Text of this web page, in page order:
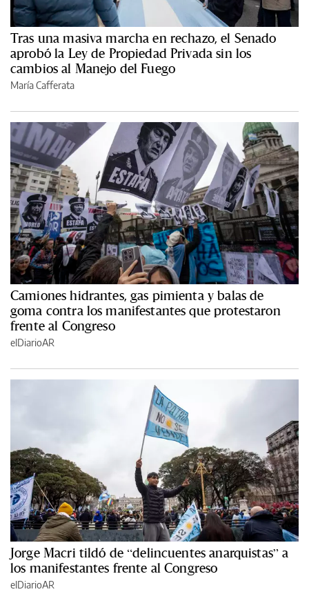
Tras una masiva marcha en rechazo, el Senado
aprobó la Ley de Propiedad Privada sin los
cambios al Manejo del Fuego
María Cafferata
Camiones hidrantes, gas pimienta y balas de
goma contra los manifestantes que protestaron
frente al Congreso
elDiarioAR
Jorge Macri tildó de “delincuentes anarquistas” a
los manifestantes frente al Congreso
elDiarioAR